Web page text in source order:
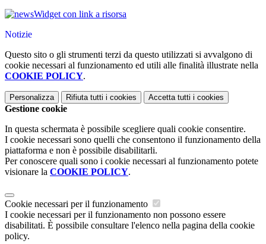
Widget con link a risorsa
Notizie
Questo sito o gli strumenti terzi da questo utilizzati si avvalgono di
cookie necessari al funzionamento ed utili alle finalità illustrate nella
COOKIE POLICY.
Personalizza Rifiuta tutti i cookies Accetta tutti i cookies
Gestione cookie
In questa schermata è possibile scegliere quali cookie consentire.
I cookie necessari sono quelli che consentono il funzionamento della
piattaforma e non è possibile disabilitarli.
Per conoscere quali sono i cookie necessari al funzionamento potete
visionare la COOKIE POLICY.
Cookie necessari per il funzionamento
I cookie necessari per il funzionamento non possono essere
disabilitati. È possibile consultare l'elenco nella pagina della cookie
policy.